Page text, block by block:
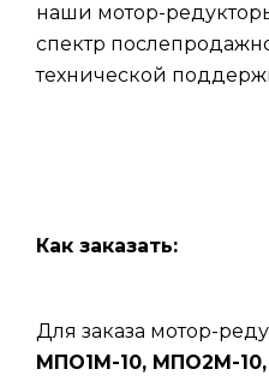
наши мотор-
спектр
технической
Как заказать:
Для заказа мотор-
МПО1М-10, МПО2М-